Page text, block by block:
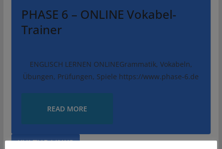
PHASE 6 – ONLINE Vokabel-
Trainer
ENGLISCH LERNEN ONLINEGrammatik, Vokabeln,
Übungen, Prüfungen, Spiele https://www.phase-6.de
READ MORE
KULTUR.LINKS